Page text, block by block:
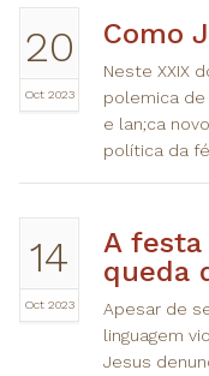
20
Oct 2023
Como
Neste XXIX
polemica
e lan;ca
política da fé
14
Oct 2023
A
queda
Apesar de
linguagem
Jesus